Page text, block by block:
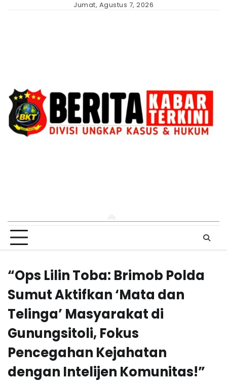
Jumat, Agustus 7, 2026
“Ops Lilin Toba: Brimob Polda
Sumut Aktifkan ‘Mata dan
Telinga’ Masyarakat di
Gunungsitoli, Fokus
Pencegahan Kejahatan
dengan Intelijen Komunitas!”